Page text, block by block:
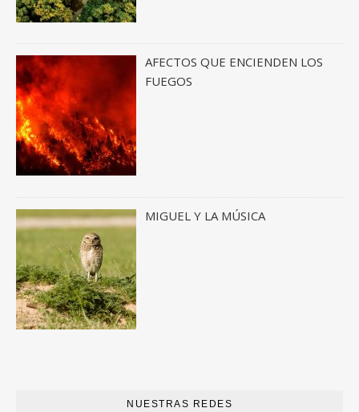
AFECTOS QUE ENCIENDEN LOS
FUEGOS
MIGUEL Y LA MÚSICA
NUESTRAS REDES